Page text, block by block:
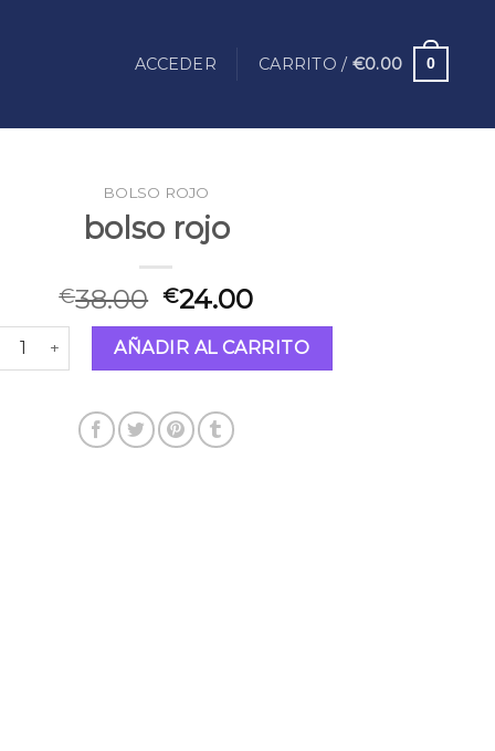
ACCEDER CARRITO / €0.00 0
BOLSO ROJO
bolso rojo
€38.00 €24.00
rojo cantidadAÑADIR AL CARRITO